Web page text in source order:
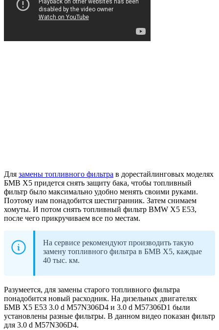
Для замены топливного фильтра в дорестайлинговых моделях
БМВ X5 придется снять защиту бака, чтобы топливный
фильтр было максимально удобно менять своими руками.
Поэтому нам понадобится шестигранник. Затем снимаем
хомуты. И потом снять топливный фильтр BMW X5 E53,
после чего прикручиваем все по местам.
На сервисе рекомендуют производить такую
замену топливного фильтра в БМВ Х5, каждые
40 тыс. км.
Разумеется, для замены старого топливного фильтра
понадобится новый расходник. На дизельных двигателях
БМВ Х5 Е53 3.0 d M57N306D4 и 3.0 d M57306D1 были
установлены разные фильтры. В данном видео показан фильтр
для 3.0 d M57N306D4.